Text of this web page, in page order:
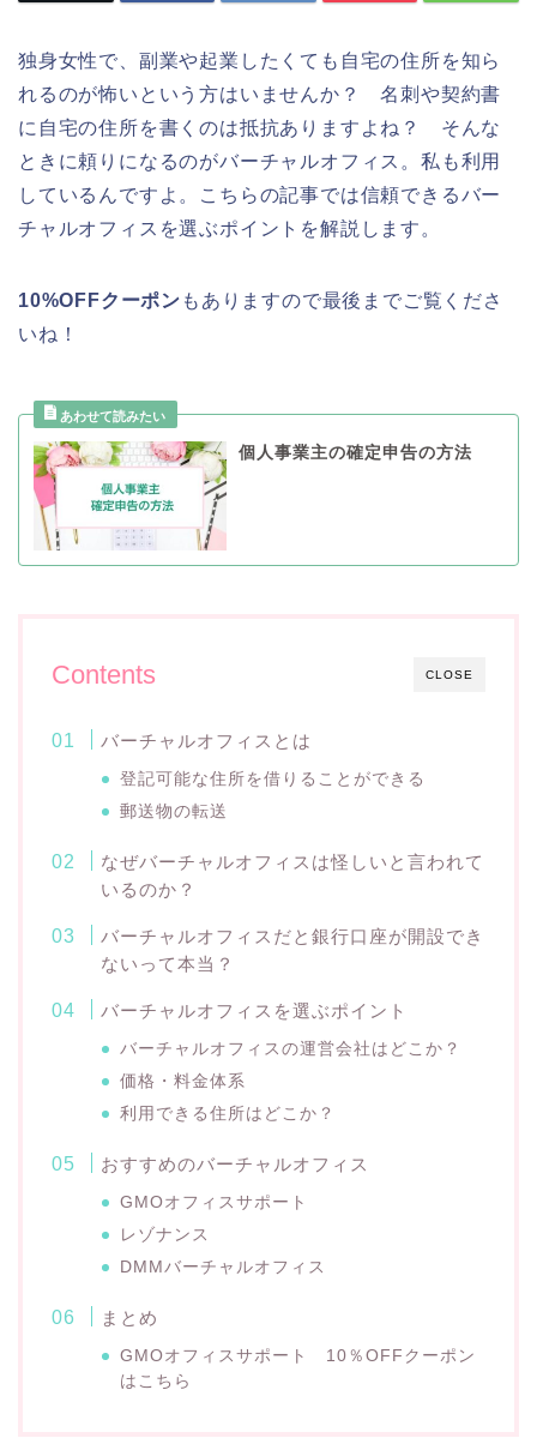
独身女性で、副業や起業したくても自宅の住所を知ら
れるのが怖いという方はいませんか？ 名刺や契約書
に自宅の住所を書くのは抵抗ありますよね？ そんな
ときに頼りになるのがバーチャルオフィス。私も利用
しているんですよ。こちらの記事では信頼できるバー
チャルオフィスを選ぶポイントを解説します。
10%OFFクーポン もありますので最後までご覧くださ
いね！
個人事業主の確定申告の方法
CLOSE
Contents
バーチャルオフィスとは
登記可能な住所を借りることができる
郵送物の転送
なぜバーチャルオフィスは怪しいと言われて
いるのか？
バーチャルオフィスだと銀行口座が開設でき
ないって本当？
バーチャルオフィスを選ぶポイント
バーチャルオフィスの運営会社はどこか？
価格・料金体系
利用できる住所はどこか？
おすすめのバーチャルオフィス
GMOオフィスサポート
レゾナンス
DMMバーチャルオフィス
まとめ
GMOオフィスサポート 10％OFFクーポン
はこちら